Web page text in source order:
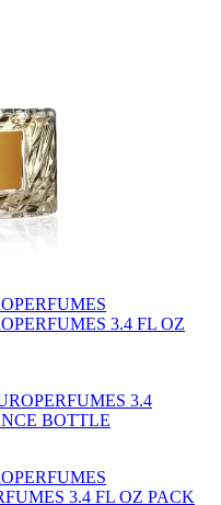
3.4 FL OZ
3.4 FL OZ PACK